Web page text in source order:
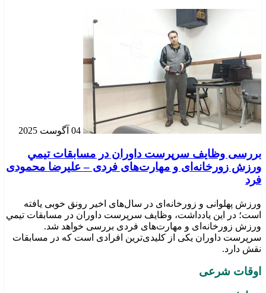
04 آگوست 2025
بررسی وظايف سرپرست داوران در مسابقات تیمي
ورزش زورخانه‌ای و مهارت‌های فردی – علیرضا محمودی
فرد
ورزش پهلوانی و زورخانه‌ای در سال‌های اخیر رونق خوبی یافته
است؛ در این یادداشت، وظایف سرپرست داوران در مسابقات تیمي
ورزش زورخانه‌ای و مهارت‌های فردی بررسی خواهد شد.
سرپرست داوران یکی از کلیدی‌ترین افرادی است که در مسابقات
نقش دارد.
اوقات شرعی